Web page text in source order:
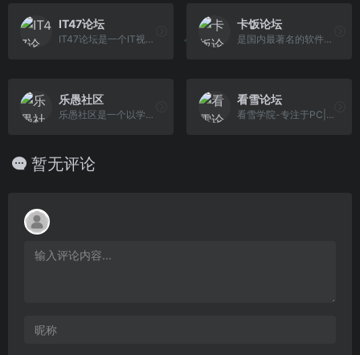
IT47论坛
IT47论坛是一个IT视频教程，免费分享破解软件，IT资源，编程程序学习论坛，每日更新Java教程,web前端教程,python,PHP,ios,android,人工智能,大数据,C/C++,linux,go语言,微信小程序,数据结构与算法,运维,测试等各类IT教程论坛的网站
卡饭论坛
是国内最著名的软件论坛,友善,热情,开放的讨论氛围，首屈一指,打造国内最好的软件交流平台！
乐愚社区
乐愚社区是一个以学习娱乐为主的综合性交流社区，在这里回归互联网的初心，分享创造价值，记录您的成长
看雪论坛
看雪学院-专注于PC|移动|智能设备安全研究及逆向工程的开发者社区|bbs.pediy.com
暂无评论